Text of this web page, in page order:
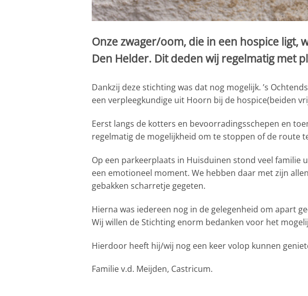
Onze zwager/oom, die in een hospice ligt,
Den Helder. Dit deden wij regelmatig met
Dankzij deze stichting was dat nog mogelijk. ’s
een verpleegkundige uit Hoorn bij de hospice(beiden
Eerst langs de kotters en bevoorradingsschepen en
regelmatig de mogelijkheid om te stoppen of de route
Op een parkeerplaats in Huisduinen stond veel familie
een emotioneel moment. We hebben daar met zijn
gebakken scharretje gegeten.
Hierna was iedereen nog in de gelegenheid om apart
Wij willen de Stichting enorm bedanken voor het
Hierdoor heeft hij/wij nog een keer volop kunnen
Familie v.d. Meijden, Castricum.